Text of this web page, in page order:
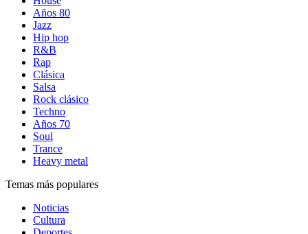
Años 80
Jazz
Hip hop
R&B
Rap
Clásica
Salsa
Rock clásico
Techno
Años 70
Soul
Trance
Heavy metal
Temas más populares
Noticias
Cultura